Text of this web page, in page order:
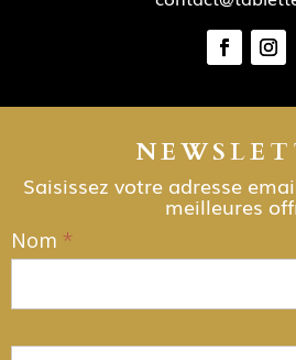
Saisissez votre adresse
meilleures
NEWSLETTER
Nom *